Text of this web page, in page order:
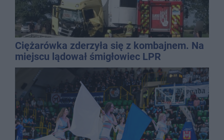
Ciężarówka zderzyła się z kombajnem. Na
miejscu lądował śmigłowiec LPR